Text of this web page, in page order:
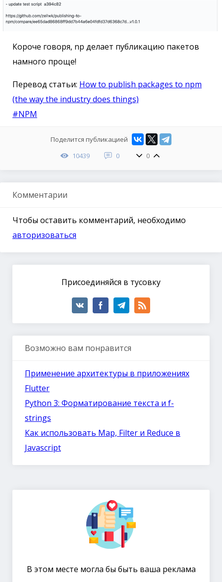
Короче говоря, np делает публикацию пакетов
намного проще!
Перевод статьи: How to publish packages to npm
(the way the industry does things)
#NPM
Поделится публикацией
10439
0 0
Комментарии
Чтобы оставить комментарий, необходимо
авторизоваться
Присоединяйся в тусовку
Возможно вам понравится
Применение архитектуры в приложениях
Flutter
Python 3: Форматирование текста и f-
strings
Как использовать Map, Filter и Reduce в
Javascript
В этом месте могла бы быть ваша реклама